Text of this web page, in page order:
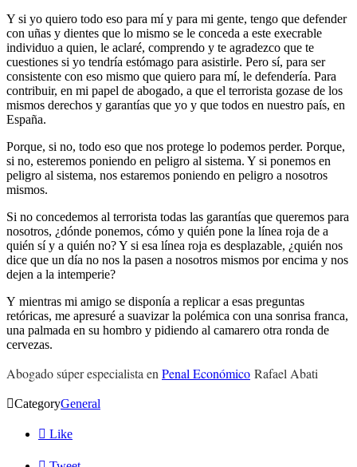
Y si yo quiero todo eso para mí y para mi gente, tengo que defender
con uñas y dientes que lo mismo se le conceda a este execrable
individuo a quien, le aclaré, comprendo y te agradezco que te
cuestiones si yo tendría estómago para asistirle. Pero sí, para ser
consistente con eso mismo que quiero para mí, le defendería. Para
contribuir, en mi papel de abogado, a que el terrorista gozase de los
mismos derechos y garantías que yo y que todos en nuestro país, en
España.
Porque, si no, todo eso que nos protege lo podemos perder. Porque,
si no, esteremos poniendo en peligro al sistema. Y si ponemos en
peligro al sistema, nos estaremos poniendo en peligro a nosotros
mismos.
Si no concedemos al terrorista todas las garantías que queremos para
nosotros, ¿dónde ponemos, cómo y quién pone la línea roja de a
quién sí y a quién no? Y si esa línea roja es desplazable, ¿quién nos
dice que un día no nos la pasen a nosotros mismos por encima y nos
dejen a la intemperie?
Y mientras mi amigo se disponía a replicar a esas preguntas
retóricas, me apresuré a suavizar la polémica con una sonrisa franca,
una palmada en su hombro y pidiendo al camarero otra ronda de
cervezas.
Abogado súper especialista en Penal Económico Rafael Abati
CategoryGeneral
 Like